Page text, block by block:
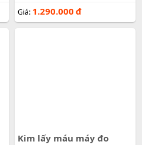
Giá: 1.290.000 đ
Kim lấy máu máy đo